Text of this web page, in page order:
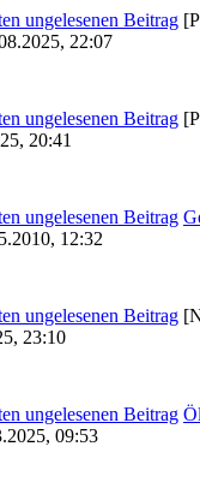
22:07
20:41
12:32
23:10
09:53